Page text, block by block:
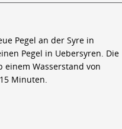
Pegel an der Syre in
Pegel in Uebersyren. Die
einem Wasserstand von
Minuten.